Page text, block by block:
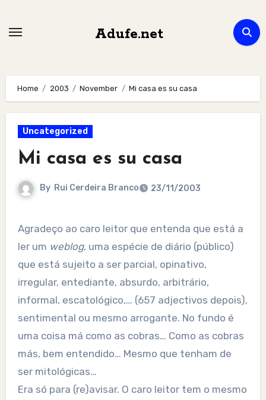
Adufe.net
Home 2003 November Mi casa es su casa
Uncategorized
Mi casa es su casa
By Rui Cerdeira Branco 23/11/2003
Agradeço ao caro leitor que entenda que está a
ler um weblog, uma espécie de diário (público)
que está sujeito a ser parcial, opinativo,
irregular, entediante, absurdo, arbitrário,
informal, escatológico,… (657 adjectivos depois),
sentimental ou mesmo arrogante. No fundo é
uma coisa má como as cobras… Como as cobras
más, bem entendido… Mesmo que tenham de
ser mitológicas…
Era só para (re)avisar. O caro leitor tem o mesmo